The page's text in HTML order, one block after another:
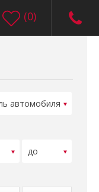
(0)